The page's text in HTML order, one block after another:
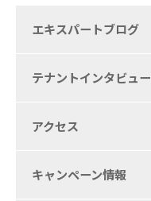
エキスパートブログ
テナントインタビュー
アクセス
キャンペーン情報